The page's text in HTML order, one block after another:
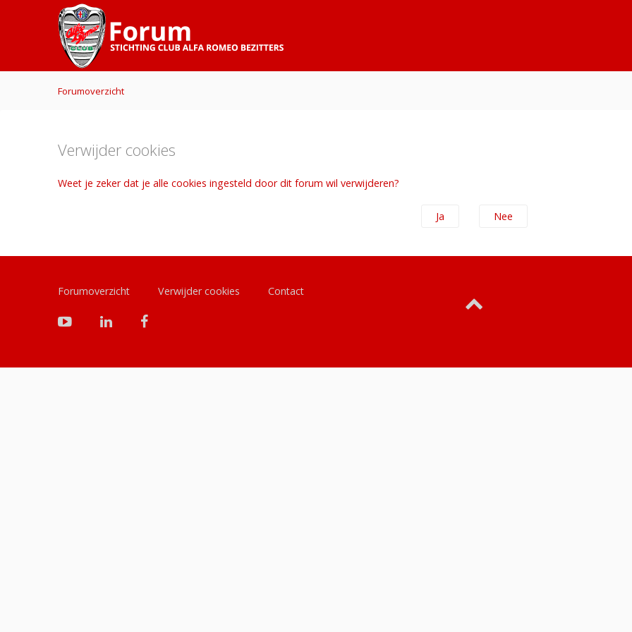
Forumoverzicht
Verwijder cookies
Weet je zeker dat je alle cookies ingesteld door dit forum wil verwijderen?
Forumoverzicht Verwijder cookies Contact